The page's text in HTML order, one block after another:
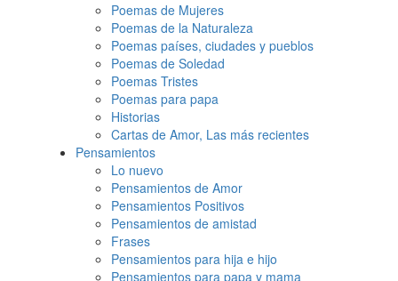
Poemas de Mujeres
Poemas de la Naturaleza
Poemas países, ciudades y pueblos
Poemas de Soledad
Poemas Tristes
Poemas para papa
Historias
Cartas de Amor, Las más recientes
Pensamientos
Lo nuevo
Pensamientos de Amor
Pensamientos Positivos
Pensamientos de amistad
Frases
Pensamientos para hija e hijo
Pensamientos para papa y mama